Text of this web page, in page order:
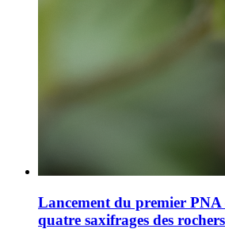
Lancement du premier PNA
quatre saxifrages des